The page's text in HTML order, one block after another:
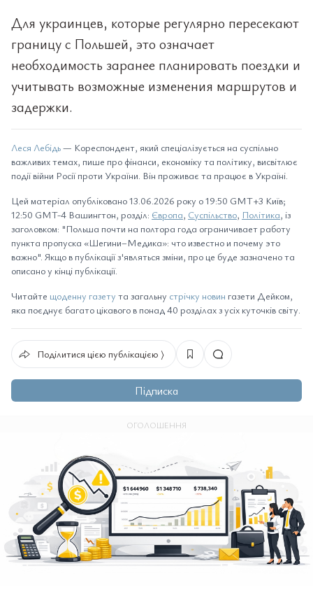
Для украинцев, которые регулярно пересекают
границу с Польшей, это означает
необходимость заранее планировать поездки и
учитывать возможные изменения маршрутов и
задержки.
Леся Лебідь— Кореспондент, який спеціалізується на суспільно
важливих темах, пише про фінанси, економіку та політику, висвітлює
події війни Росії проти України. Він проживає та працює в Україні.
Цей матеріал опубліковано 13.06.2026 року о 19:50 GMT+3 Київ;
12:50 GMT-4 Вашингтон, розділ: Європа, Суспільство, Політика, із
заголовком: "Польша почти на полтора года ограничивает работу
пункта пропуска «Шегини–Медика»: что известно и почему это
важно". Якщо в публікації з'являться зміни, про це буде зазначено та
описано у кінці публікації.
Читайте щоденну газету та загальну стрічку новин газети Дейком,
яка поєднує багато цікавого в понад 40 розділах з усіх куточків світу.
Поділитися цією публікацією ⟩
Підписка
ОГОЛОШЕННЯ